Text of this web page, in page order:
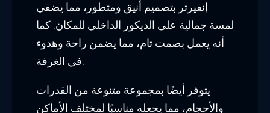
إنفيرتر بتصميم أنيق ومتطور، مما يضفي
لمسة جمالية على الديكور الداخلي للمكان. كما
أنه يعمل بصمت تام، مما يضمن راحة وهدوء
في الغرفة.
يتوفر أيضًا بمجموعة متنوعة من القدرات
والأحجام، مما يجعله مناسبًا لمختلف الأماكن